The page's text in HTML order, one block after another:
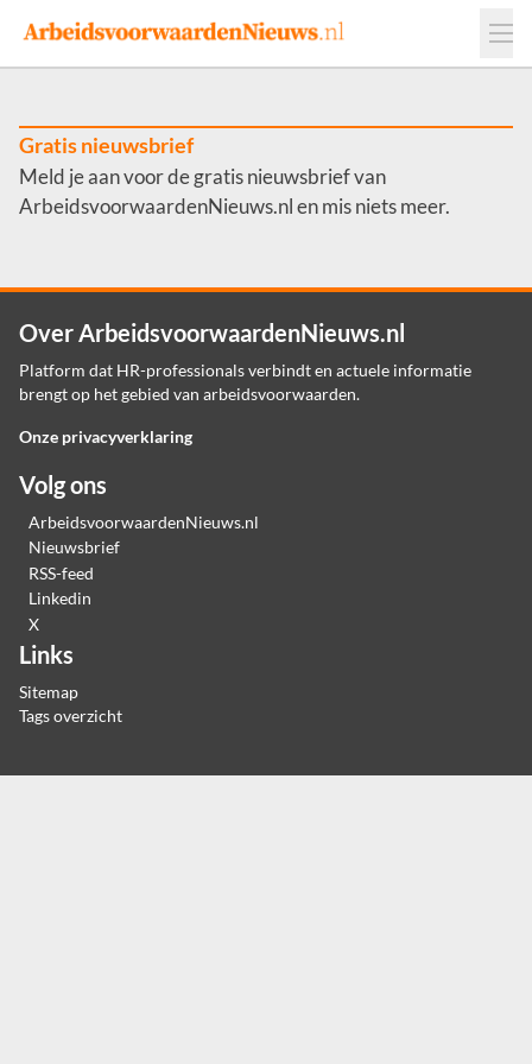
Events
Adverteren
Werkgevers
Contact
Gratis nieuwsbrief
Meld je aan voor de gratis nieuwsbrief van
ArbeidsvoorwaardenNieuws.nl en mis niets meer.
Over ArbeidsvoorwaardenNieuws.nl
Platform dat HR-professionals verbindt en actuele informatie
brengt op het gebied van arbeidsvoorwaarden.
Onze privacyverklaring
Volg ons
ArbeidsvoorwaardenNieuws.nl
Nieuwsbrief
RSS-feed
Linkedin
X
Links
Sitemap
Tags overzicht